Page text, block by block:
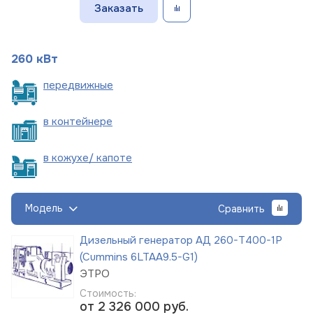
Заказать
260 кВт
передвижные
в контейнере
в кожухе/ капоте
Модель Сравнить
Дизельный генератор АД 260-Т400-1Р
(Cummins 6LTAA9.5-G1)
ЭТРО
Стоимость:
от 2 326 000 руб.